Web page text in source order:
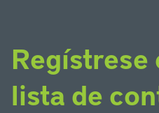
Regístrese
lista de